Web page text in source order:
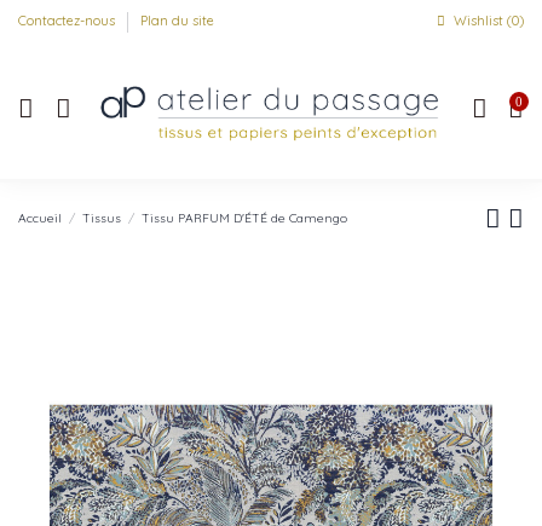
Contactez-nous Plan du site Wishlist (0)
0
Accueil Tissus Tissu PARFUM D'ÉTÉ de Camengo